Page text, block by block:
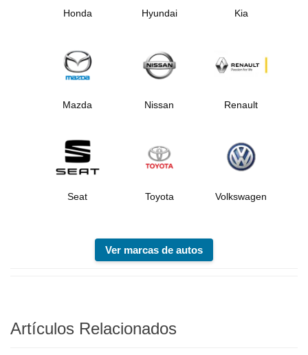
Honda Hyundai Kia
Mazda Nissan Renault
Seat Toyota Volkswagen
Ver marcas de autos
Artículos Relacionados